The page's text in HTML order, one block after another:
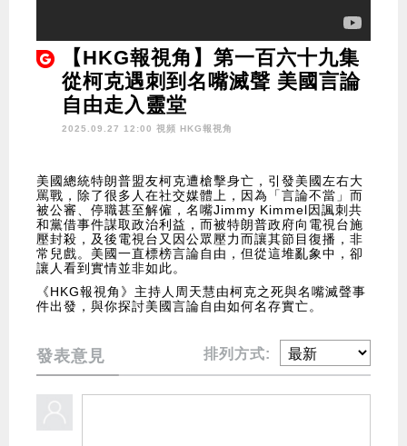
【HKG報視角】第一百六十九集
從柯克遇刺到名嘴滅聲 美國言論
自由走入靈堂
2025.09.27 12:00 視頻 HKG報視角
美國總統特朗普盟友柯克遭槍擊身亡，引發美國左右大
罵戰，除了很多人在社交媒體上，因為「言論不當」而
被公審、停職甚至解僱，名嘴Jimmy Kimmel因諷刺共
和黨借事件謀取政治利益，而被特朗普政府向電視台施
壓封殺，及後電視台又因公眾壓力而讓其節目復播，非
常兒戲。美國一直標榜言論自由，但從這堆亂象中，卻
讓人看到實情並非如此。
《HKG報視角》主持人周天慧由柯克之死與名嘴滅聲事
件出發，與你探討美國言論自由如何名存實亡。
發表意見 排列方式: